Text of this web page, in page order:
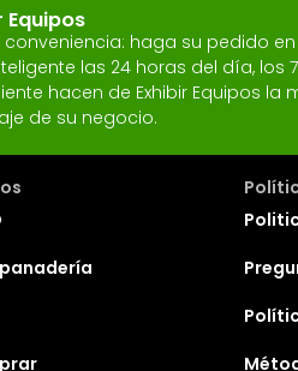
Equipos
conveniencia: haga su pedido
las 24 horas del día,
hacen de Exhibir Equipos
de su negocio.